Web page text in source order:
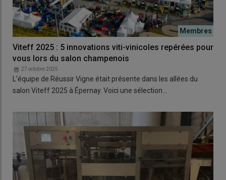
Viteff 2025 : 5 innovations viti-vinicoles repérées pour
vous lors du salon champenois
27 octobre 2025
L'équipe de Réussir Vigne était présente dans les allées du
salon Viteff 2025 à Épernay. Voici une sélection…